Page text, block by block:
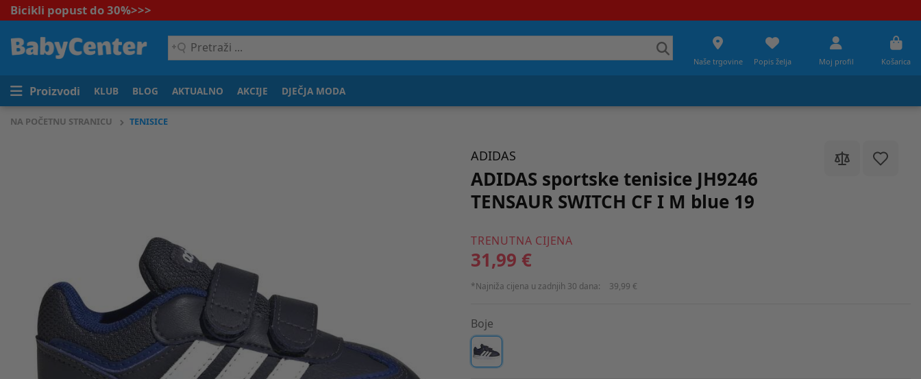
Bicikli popust do 30%>>>
Pretraži
...
Naše trgovine Popis želja Moj profil Košarica
Proizvodi KLUB BLOG AKTUALNO AKCIJE DJEČJA MODA
NA POČETNU STRANICU TENISICE
ADIDAS
ADIDAS sportske tenisice JH9246
TENSAUR SWITCH CF I M blue 19
TRENUTNA CIJENA
31,99 €
*Najniža cijena u zadnjih 30 dana: 39,99 €
Boje